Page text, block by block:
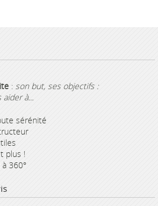
: son but, ses objectifs :
aider à...
sérénité
plus !
360°